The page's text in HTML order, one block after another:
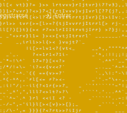
Entrar